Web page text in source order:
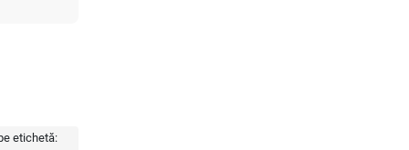
etichetă: